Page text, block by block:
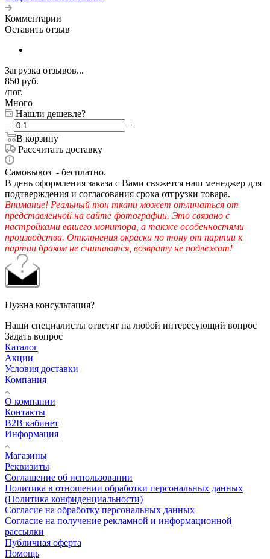
Комментарии
Оставить отзыв
Загрузка отзывов...
850 руб.
/пог.
Много
Нашли дешевле?
В корзину
Рассчитать доставку
Самовывоз - бесплатно.
В день оформления заказа с Вами свяжется наш менеджер для
подтверждения и согласования срока отгрузки товара.
Внимание! Реальный тон ткани может отличаться от
представленной на сайте фотографии. Это связано с
настройками вашего монитора, а также особенностями
производства. Отклонения окраски по тону от партии к
партии браком не считаются, возврату не подлежат!
Нужна консультация?
Наши специалисты ответят на любой интересующий вопрос
Задать вопрос
Каталог
Акции
Условия доставки
Компания
О компании
Контакты
B2B кабинет
Информация
Магазины
Реквизиты
Соглашение об использовании
Политика в отношении обработки персональных данных
(Политика конфиденциальности)
Согласие на обработку персональных данных
Согласие на получение рекламной и информационной
рассылки
Публичная оферта
Помощь